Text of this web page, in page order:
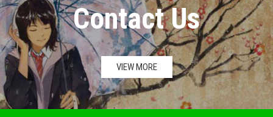
Contact Us
VIEW MORE